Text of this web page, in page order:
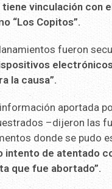
tiene vinculación con
“Los Copitos”.
fueron
la causa”.
aportada
–dijeron las
donde se pudo
intento de atentado
que fue abortado”.